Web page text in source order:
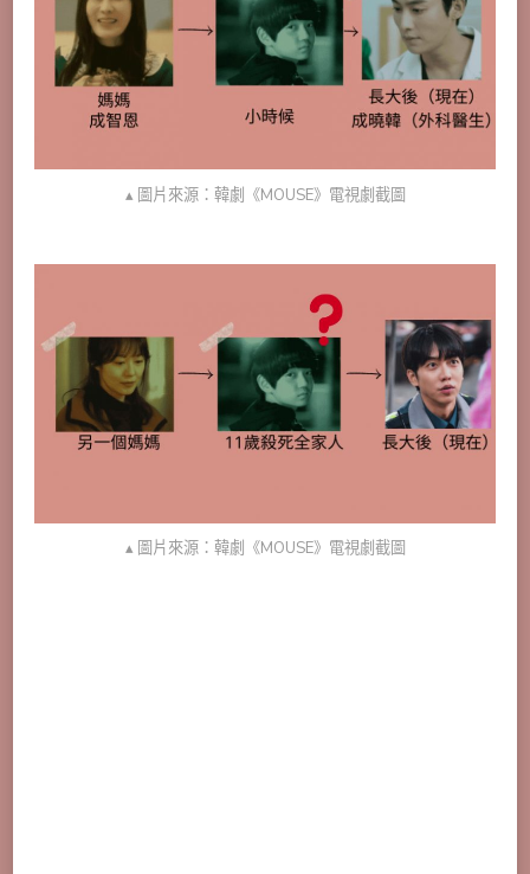
▴ 圖片來源：韓劇《MOUSE》電視劇截圖
▴ 圖片來源：韓劇《MOUSE》電視劇截圖